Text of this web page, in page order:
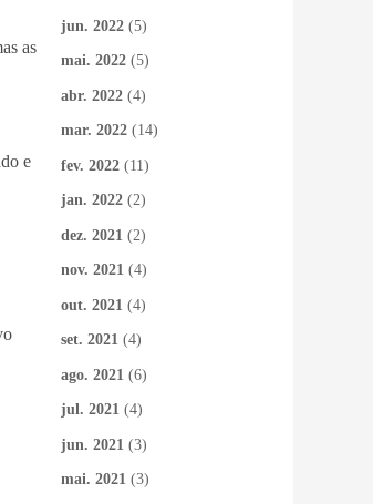
as
e
jun. 2022 (5)
mai. 2022 (5)
abr. 2022 (4)
mar. 2022 (14)
fev. 2022 (11)
jan. 2022 (2)
dez. 2021 (2)
nov. 2021 (4)
out. 2021 (4)
set. 2021 (4)
ago. 2021 (6)
jul. 2021 (4)
jun. 2021 (3)
mai. 2021 (3)